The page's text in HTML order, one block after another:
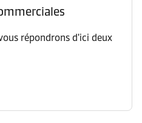
répondrons d'ici deux